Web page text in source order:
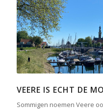
VEERE IS ECHT DE
Sommigen noemen Veere